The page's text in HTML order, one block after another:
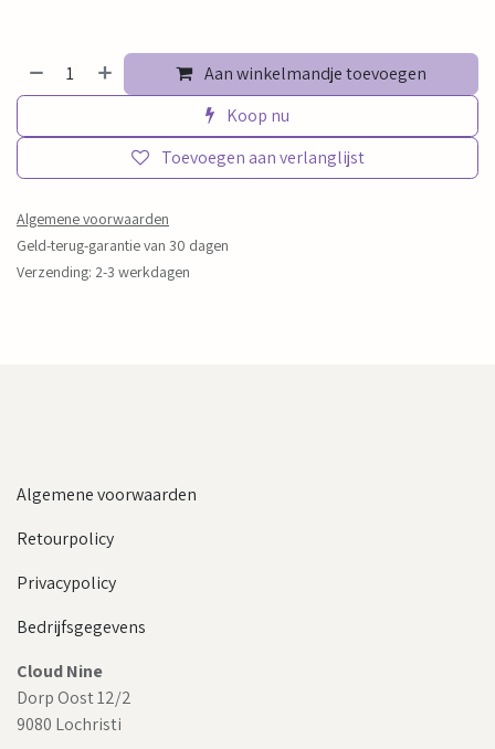
Aan winkelmandje toevoegen
Koop nu
Toevoegen aan verlanglijst
Algemene voorwaarden
Geld-terug-garantie van 30 dagen
Verzending: 2-3 werkdagen
Algemene voorwaarden
Retourpolicy
Privacypolicy
Bedrijfsgegevens
Cloud Nine
Dorp Oost 12/2
9080 Lochristi